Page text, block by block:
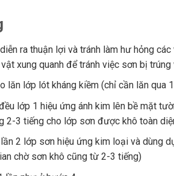
ra thuận lợi và tránh làm hư hỏng
xung quanh để tránh việc sơn bị
lăn lớp lót kháng kiềm (chỉ cần lăn qua
lớp 1 hiệu ứng ánh kim lên bề mặt
2-3 tiếng cho lớp sơn được khô toàn
2 lớp sơn hiệu ứng kim loại và dùng
chờ sơn khô cũng từ 2-3 tiếng)